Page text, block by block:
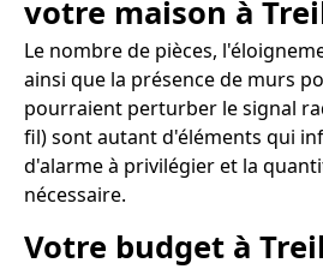
votre maison à
Le nombre de pièces,
ainsi que la présence de murs
pourraient perturber le signal
fil) sont autant d'éléments qui
d'alarme à privilégier et la
nécessaire.
Votre budget à